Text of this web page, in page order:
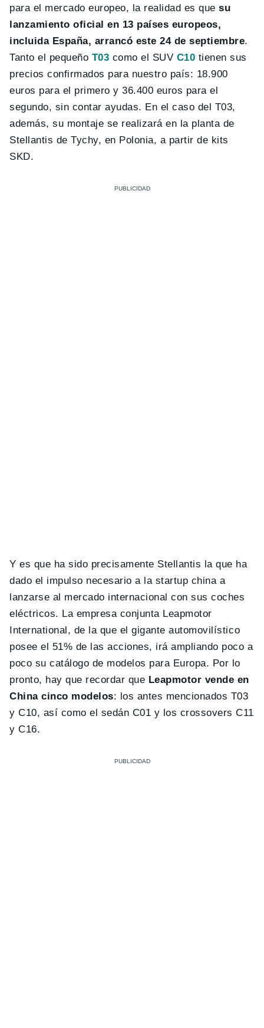
para el mercado europeo, la realidad es quesu
lanzamiento oficial en 13 países europeos,
incluida España, arrancó este 24 de septiembre.
Tanto el pequeño T03 como el SUV C10 tienen sus
precios confirmados para nuestro país: 18.900
euros para el primero y 36.400 euros para el
segundo, sin contar ayudas. En el caso del T03,
además, su montaje se realizará en la planta de
Stellantis de Tychy, en Polonia, a partir de kits
SKD.
Y es que ha sido precisamente Stellantis la que ha
dado el impulso necesario a la startup china a
lanzarse al mercado internacional con sus coches
eléctricos. La empresa conjunta Leapmotor
International, de la que el gigante automovilístico
posee el 51% de las acciones, irá ampliando poco a
poco su catálogo de modelos para Europa. Por lo
pronto, hay que recordar que Leapmotor vende en
China cinco modelos: los antes mencionados T03
y C10, así como el sedán C01 y los crossovers C11
y C16.